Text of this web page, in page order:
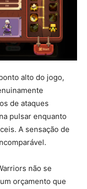
alto do jogo,
de ataques
pulsar enquanto
A sensação de
não se
orçamento que